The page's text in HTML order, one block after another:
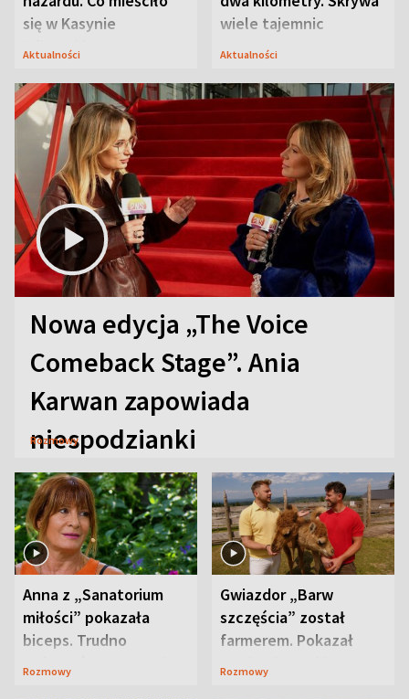
się w Kasynie
Oficerskim?
Aktualności
wiele tajemnic
Aktualności
Nowa edycja „The Voice
Comeback Stage”. Ania
Karwan zapowiada
niespodzianki
Rozmowy
Anna z „Sanatorium
miłości” pokazała
biceps. Trudno
uwierzyć, co przeszła
Rozmowy
Gwiazdor „Barw
szczęścia” został
farmerem. Pokazał
swoje niezwykłe
Rozmowy